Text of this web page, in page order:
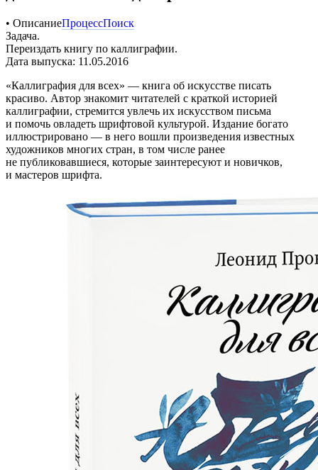
• ОписаниеПроцессПоиск
Задача.
Переиздать книгу по каллиграфии.
Дата выпуска: 11.05.2016
«Каллиграфия для всех» — книга об искусстве писать
красиво. Автор знакомит читателей с краткой историей
каллиграфии, стремится увлечь их искусством письма
и помочь овладеть шрифтовой культурой. Издание богато
иллюстрировано — в него вошли произведения известных
художников многих стран, в том числе ранее
не публиковавшиеся, которые заинтересуют и новичков,
и мастеров шрифта.